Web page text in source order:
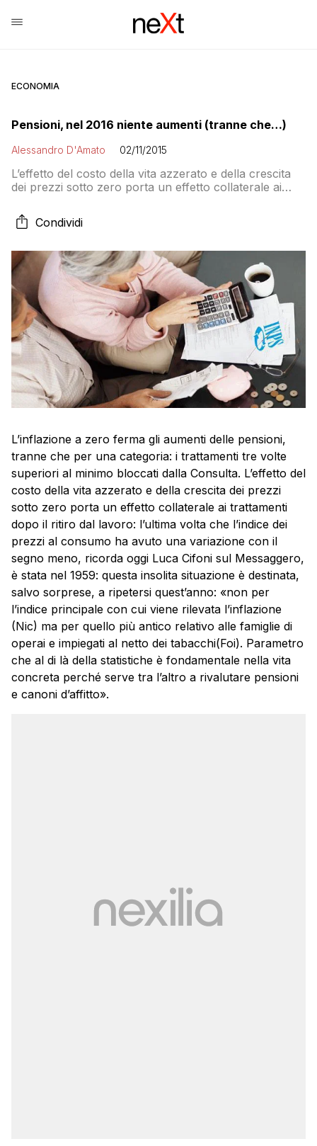
ECONOMIA
Pensioni, nel 2016 niente aumenti (tranne che…)
Alessandro D'Amato 02/11/2015
L’effetto del costo della vita azzerato e della crescita
dei prezzi sotto zero porta un effetto collaterale ai
Tranne che per le pensioni tre volte il minimo, quelle
rivalutate dalla sentenza della Consulta. La partita degli
Condividi
L’inflazione a zero ferma gli aumenti delle pensioni,
tranne che per una categoria: i trattamenti tre volte
superiori al minimo bloccati dalla Consulta. L’effetto del
costo della vita azzerato e della crescita dei prezzi
sotto zero porta un effetto collaterale ai trattamenti
dopo il ritiro dal lavoro: l’ultima volta che l’indice dei
prezzi al consumo ha avuto una variazione con il
segno meno, ricorda oggi Luca Cifoni sul Messaggero,
è stata nel 1959: questa insolita situazione è destinata,
salvo sorprese, a ripetersi quest’anno: «non per
l’indice principale con cui viene rilevata l’inflazione
(Nic) ma per quello più antico relativo alle famiglie di
operai e impiegati al netto dei tabacchi(Foi). Parametro
che al di là della statistiche è fondamentale nella vita
concreta perché serve tra l’altro a rivalutare pensioni
e canoni d’affitto».